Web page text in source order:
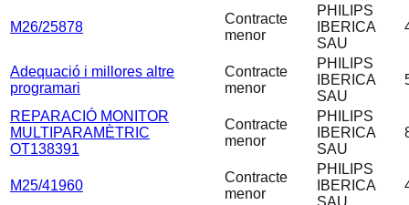
M26/25878
Contracte
menor
PHILIPS
IBERICA
SAU
Adequació i millores altre
programari
Contracte
menor
PHILIPS
IBERICA
SAU
REPARACIÓ MONITOR
MULTIPARAMÈTRIC
OT138391
Contracte
menor
PHILIPS
IBERICA
SAU
M25/41960
Contracte
menor
PHILIPS
IBERICA